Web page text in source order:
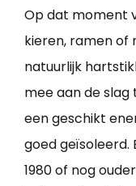
Op dat moment
kieren, ramen of
natuurlijk
mee aan de slag
een geschikt
goed geïsoleerd.
1980 of nog